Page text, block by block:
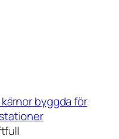
kärnor byggda för